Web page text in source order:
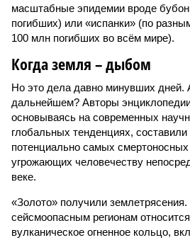
масштабные эпидемии вроде
погибших) или «испанки» (по
100 млн погибших во всём мире).
Когда земля – дыбом
Но это дела давно минувших дней.
дальнейшем? Авторы
основываясь на современных
глобальных тенденциях, составили
потенциально самых
угрожающих человечеству
веке.
«Золото» получили
сейсмоопасным регионам
вулканическое огненное кольцо,